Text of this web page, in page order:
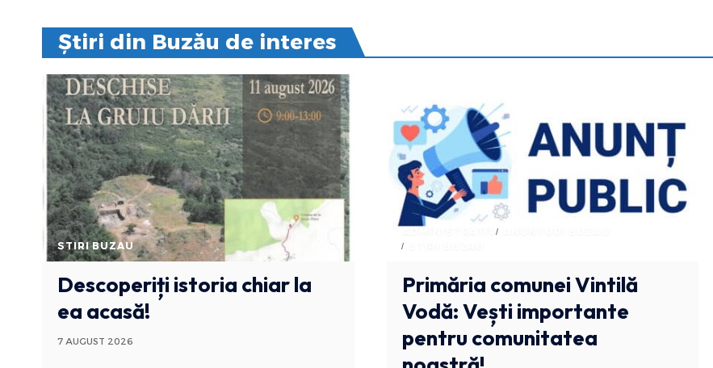
Știri din Buzău de interes
STIRI BUZAU
Descoperiți istoria chiar la
ea acasă!
7 AUGUST 2026
ADMINISTRATIV
Primăria comunei Vintilă
Vodă: Vești importante
pentru comunitatea